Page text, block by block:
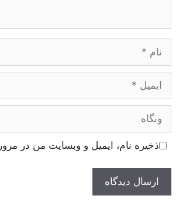
ایمیل
وبگاه
ذخیره نام، ایمیل و وبسایت من در